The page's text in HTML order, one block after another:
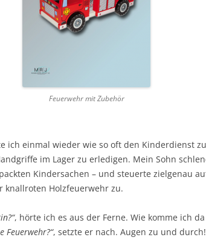
Feuerwehr mit Zubehör
ich einmal wieder wie so oft den Kinderdienst
im Lager zu erledigen. Mein Sohn
Kindersachen – und steuerte zielgenau
knallroten Holzfeuerwehr zu.
, hörte ich es aus der Ferne. Wie komme ich
Feuerwehr?“, setzte er nach. Augen zu und